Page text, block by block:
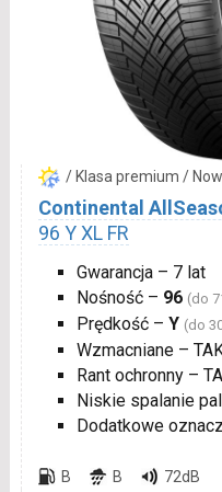
/ Klasa premium /
Continental
96 Y XL FR
Gwarancja – 7 lat
Nośność – 96 (do
Prędkość – Y (do
Wzmacniane –
Rant ochronny –
Niskie spalanie
Dodatkowe
B B 72dB